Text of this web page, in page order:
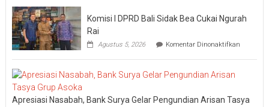
Komisi I DPRD Bali Sidak Bea Cukai Ngurah
Rai
Agustus 5, 2026 Komentar Dinonaktifkanpada
I
Bea
Apresiasi Nasabah, Bank Surya Gelar Pengundian Arisan Tasya